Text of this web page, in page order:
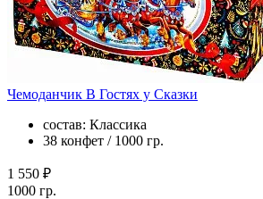
Чемоданчик В Гостях у Сказки
состав: Классика
38 конфет / 1000 гр.
1 550 ₽
1000 гр.